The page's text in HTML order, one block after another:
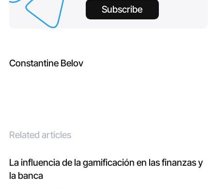
Subscribe
Constantine Belov
Related articles
La influencia de la gamificación en las finanzas y
la banca